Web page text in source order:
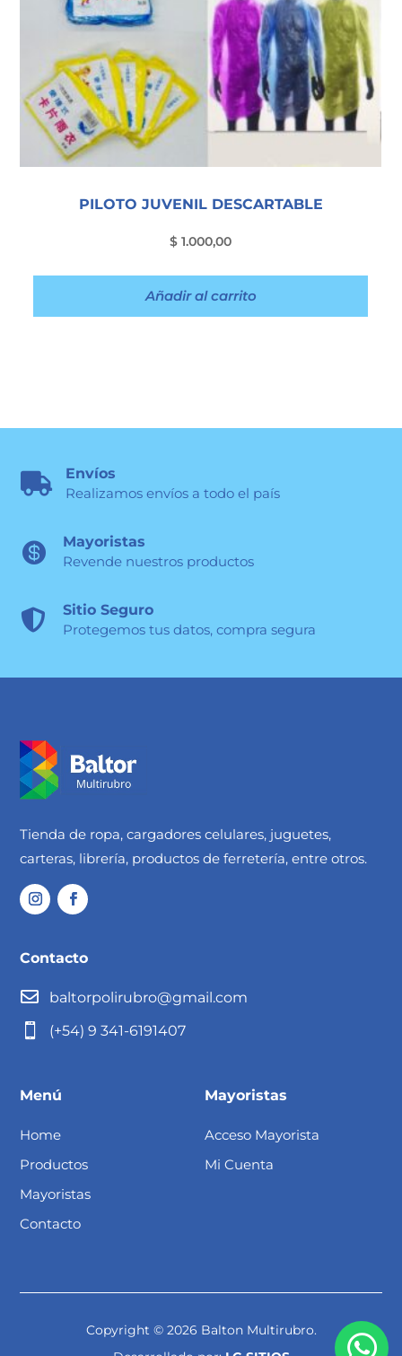
PILOTO JUVENIL DESCARTABLE
$ 1.000,00
Añadir al carrito

Envíos
Realizamos envíos a todo el país

Mayoristas
Revende nuestros productos

Sitio Seguro
Protegemos tus datos, compra segura
Tienda de ropa, cargadores celulares, juguetes,
carteras, librería, productos de ferretería, entre otros.
Contacto
 baltorpolirubro@gmail.com
 (+54) 9 341-6191407
Menú
Home
Productos
Mayoristas
Contacto
Mayoristas
Acceso Mayorista
Mi Cuenta
Copyright © 2026 Balton Multirubro.
